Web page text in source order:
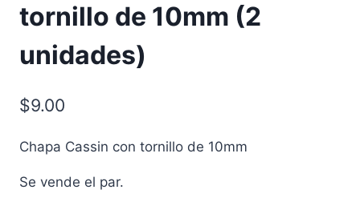
tornillo de 10mm (2
unidades)
$9.00
Chapa Cassin con tornillo de 10mm
Se vende el par.